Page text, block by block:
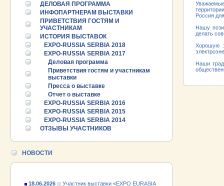
ДЕЛОВАЯ ПРОГРАММА
ИНФОПАРТНЕРАМ ВЫСТАВКИ
ПРИВЕТСТВИЯ ГОСТЯМ И
УЧАСТНИКАМ
ИСТОРИЯ ВЫСТАВОК
EXPO-RUSSIA SERBIA 2018
EXPO-RUSSIA SERBIA 2017
Деловая программа
Приветствия гостям и участникам
выставки
Пресса о выставке
Отчет о выставке
EXPO-RUSSIA SERBIA 2016
EXPO-RUSSIA SERBIA 2015
EXPO-RUSSIA SERBIA 2014
ОТЗЫВЫ УЧАСТНИКОВ
НОВОСТИ
25.06.2026 ::Пост-релиз
25.06.2026 ::Деловая программа EXPO EURASIA
VIETNAM 2026
VIETNAM 2026»
VIETNAM 2026» - АО «Псковский
Россия
Нашу
делать
Хорошую
Наши